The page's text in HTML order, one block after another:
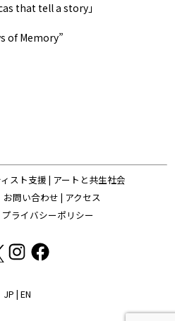
that tell a story」
of Memory”
スト支援 | アートと共生社会
お問い合わせ | アクセス
プライバシーポリシー
JP | EN